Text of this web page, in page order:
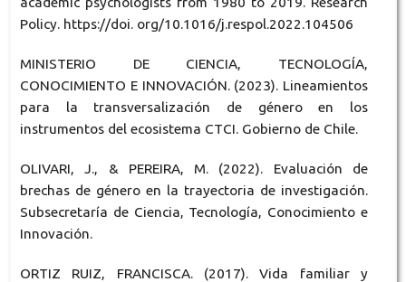
Policy. https://doi. org/10.1016/j.respol.2022.104506
MINISTERIO DE CIENCIA, TECNOLOGÍA,
CONOCIMIENTO E INNOVACIÓN. (2023). Lineamientos
para la transversalización de género en los
instrumentos del ecosistema CTCI. Gobierno de Chile.
OLIVARI, J., & PEREIRA, M. (2022). Evaluación de
brechas de género en la trayectoria de investigación.
Subsecretaría de Ciencia, Tecnología, Conocimiento e
Innovación.
ORTIZ RUIZ, FRANCISCA. (2017). Vida familiar y